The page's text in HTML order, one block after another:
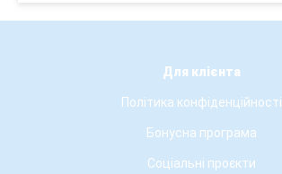
Для клієнта
Політика конфіденційності
Бонусна програма
Соціальні проєкти